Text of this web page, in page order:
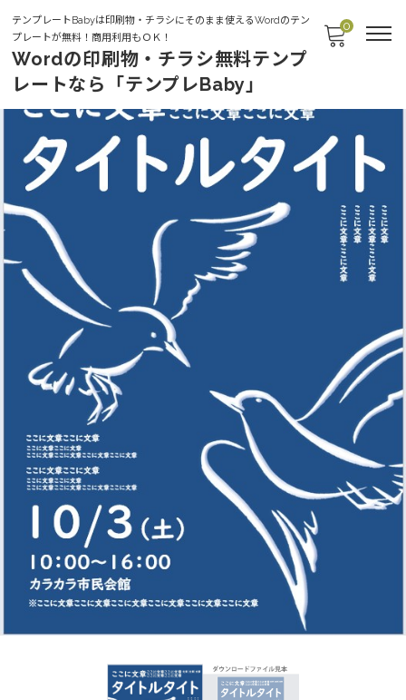
テンプレートBabyは印刷物・チラシにそのまま使えるWordのテン
プレートが無料！商用利用もＯＫ！
Wordの印刷物・チラシ無料テンプ
レートなら「テンプレBaby」
0